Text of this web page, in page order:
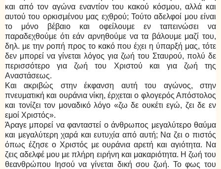
και από τον αγώνα εναντίον του κακού κόσμου, αλλά και
αυτού του ορκισμένου μας εχθρού; Τούτο αδελφοί μου είναι
το μόνο βέβαιο και οφείλουμε εν ταπεινώσει να
παραδεχθούμε ότι εάν αρνηθούμε να τα βάλουμε μαζί του,
δηλ. με την ροπή προς το κακό που έχει η ύπαρξή μας, τότε
δεν μπορεί να γίνεται λόγος για ζωή του Σταυρού, πολύ δε
περισσότερο για ζωή του Χριστού και για ζωή της
Αναστάσεως.
Και ακριβώς στην έκφανση αυτή του αγώνος, στην
πνευματική και ουράνια νίκη, έρχεται ο φλογερός Απόστολος
και τονίζει τον μοναδικό λόγο «ζω δε ουκέτι εγώ, ζει δε εν
εμοί Χριστός».
Άραγε μπορεί να φανταστεί ο άνθρωπος μεγαλύτερο θαύμα
και μεγαλύτερη χαρά και ευτυχία από αυτή; Να ζει ο πιστός
όπως έζησε ο Χριστός με ουράνια αρετή και αγιότητα. Να
ζεις αδελφέ μου με πλήρη ειρήνη και μακαριότητα. Η ζωή του
θεανθρώπου Ιησού να γίνεται δική σου ζωή. Το φως του